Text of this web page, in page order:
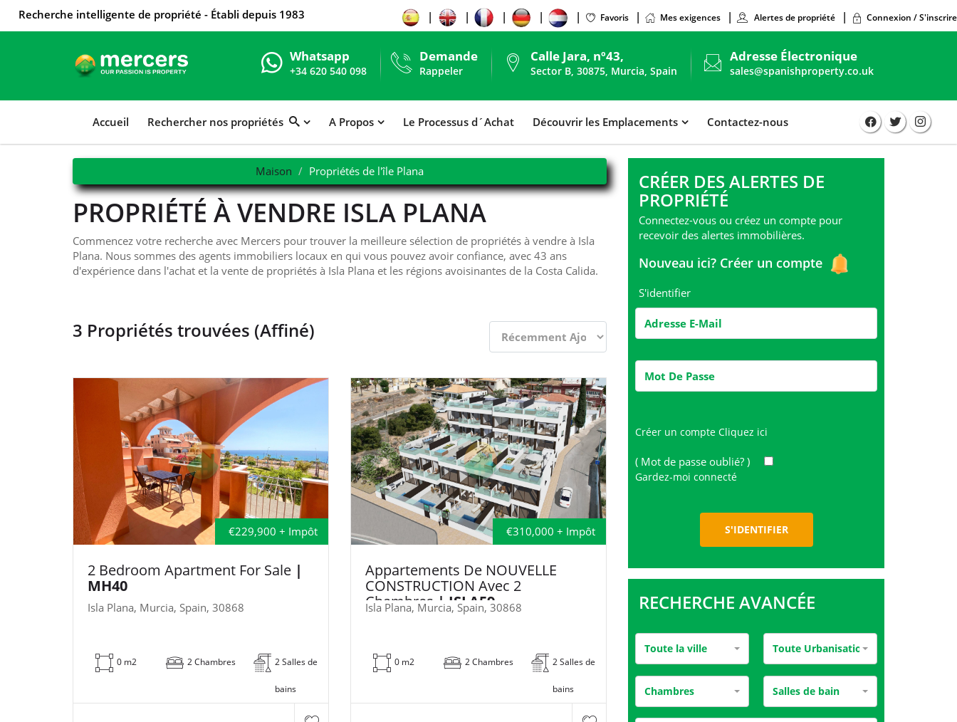
Recherche intelligente de propriété - Établi depuis 1983 Favoris Mes exigences Alertes de propriété Connexion / S'inscrire
Whatsapp
+34 620 540 098
Demande
Rappeler
Calle Jara, nº43,
Sector B, 30875, Murcia, Spain
Adresse Électronique
sales@spanishproperty.co.uk
Accueil Rechercher nos propriétés A Propos Le Processus d´Achat Découvrir les Emplacements Contactez-nous
Maison Propriétés de l'île Plana
PROPRIÉTÉ À VENDRE ISLA PLANA
Commencez votre recherche avec Mercers pour trouver la meilleure sélection de propriétés à vendre à Isla
Plana. Nous sommes des agents immobiliers locaux en qui vous pouvez avoir confiance, avec 43 ans
d'expérience dans l'achat et la vente de propriétés à Isla Plana et les régions avoisinantes de la Costa Calida.
3 Propriétés trouvées (Affiné)
€229,900 + Impôt
2 Bedroom Apartment For Sale |
MH40
Isla Plana, Murcia, Spain, 30868
0 m2 2 Chambres 2 Salles de
bains
€310,000 + Impôt
Appartements De NOUVELLE
CONSTRUCTION Avec 2
Chambres| ISLA59
Isla Plana, Murcia, Spain, 30868
0 m2 2 Chambres 2 Salles de
bains
CRÉER DES ALERTES DE
PROPRIÉTÉ
Connectez-vous ou créez un compte pour
recevoir des alertes immobilières.
Nouveau ici? Créer un compte
S'identifier
Créer un compte Cliquez ici
( Mot de passe oublié? )
Gardez-moi connecté
RECHERCHE AVANCÉE
Toute la ville Toute Urbanisation
Chambres Salles de bain